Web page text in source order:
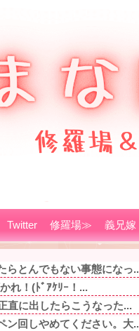
Twitter 修羅場≫ 義兄
らとんでもない事態になっ
れ！(ﾄﾞｱｹﾘｰ！...
直に出したらこうなった...
ン回しやめてください。大